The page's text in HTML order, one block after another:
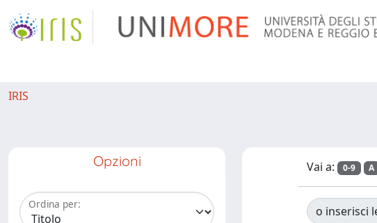
IRIS
Opzioni
Ordina per:
Vai a: 0-9 A
o inserisci